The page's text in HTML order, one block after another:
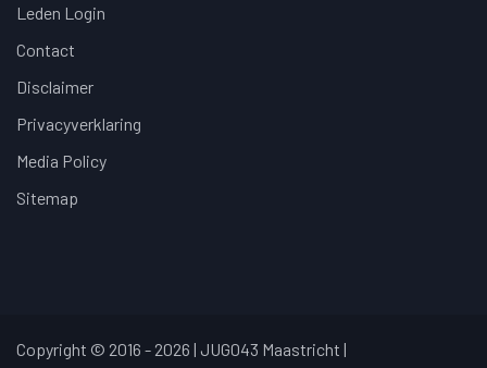
Leden Login
Contact
Disclaimer
Privacyverklaring
Media Policy
Sitemap
Copyright © 2016 - 2026 | JUG043 Maastricht |